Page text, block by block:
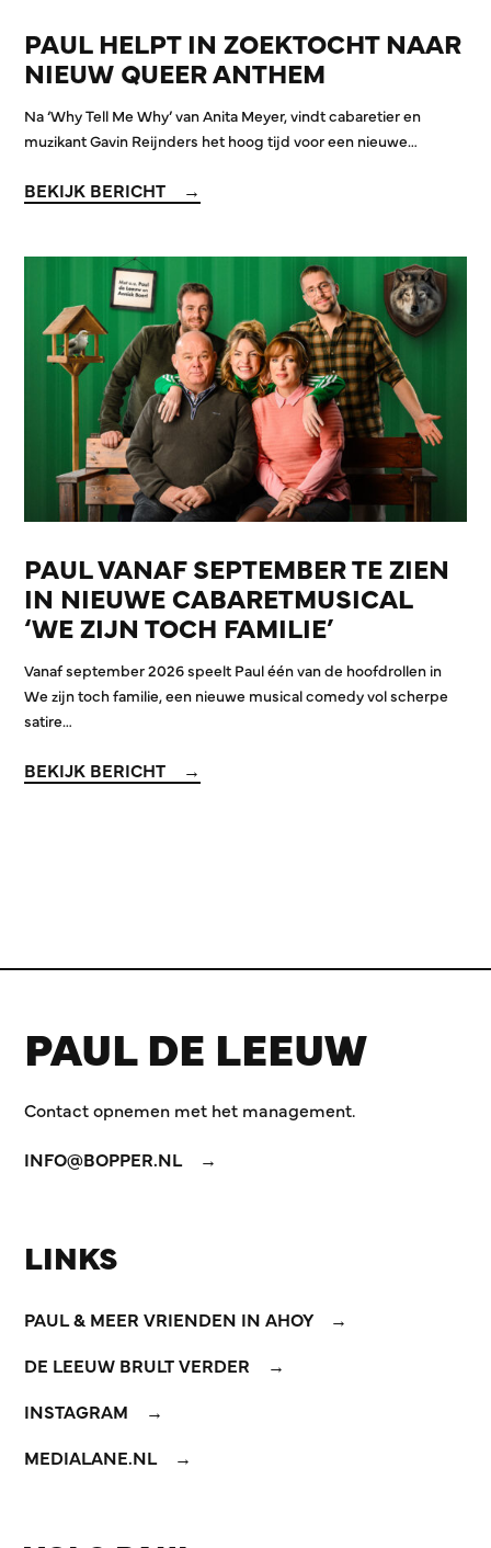
PAUL HELPT IN ZOEKTOCHT NAAR
NIEUW QUEER ANTHEM
Na ‘Why Tell Me Why’ van Anita Meyer, vindt cabaretier en
muzikant Gavin Reijnders het hoog tijd voor een nieuwe…
BEKIJK BERICHT
PAUL VANAF SEPTEMBER TE ZIEN
IN NIEUWE CABARETMUSICAL
‘WE ZIJN TOCH FAMILIE’
Vanaf september 2026 speelt Paul één van de hoofdrollen in
We zijn toch familie, een nieuwe musical comedy vol scherpe
satire…
BEKIJK BERICHT
PAUL DE LEEUW
Contact opnemen met het management.
INFO@BOPPER.NL
LINKS
PAUL & MEER VRIENDEN IN AHOY
DE LEEUW BRULT VERDER
INSTAGRAM
MEDIALANE.NL